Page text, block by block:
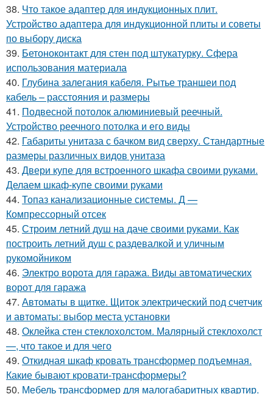
38. Что такое адаптер для индукционных плит.
Устройство адаптера для индукционной плиты и советы
по выбору диска
39. Бетоноконтакт для стен под штукатурку. Сфера
использования материала
40. Глубина залегания кабеля. Рытье траншеи под
кабель – расстояния и размеры
41. Подвесной потолок алюминиевый реечный.
Устройство реечного потолка и его виды
42. Габариты унитаза с бачком вид сверху. Стандартные
размеры различных видов унитаза
43. Двери купе для встроенного шкафа своими руками.
Делаем шкаф-купе своими руками
44. Топаз канализационные системы. Д —
Компрессорный отсек
45. Строим летний душ на даче своими руками. Как
построить летний душ с раздевалкой и уличным
рукомойником
46. Электро ворота для гаража. Виды автоматических
ворот для гаража
47. Автоматы в щитке. Щиток электрический под счетчик
и автоматы: выбор места установки
48. Оклейка стен стеклохолстом. Малярный стеклохолст
—, что такое и для чего
49. Откидная шкаф кровать трансформер подъемная.
Какие бывают кровати-трансформеры?
50. Мебель трансформер для малогабаритных квартир.